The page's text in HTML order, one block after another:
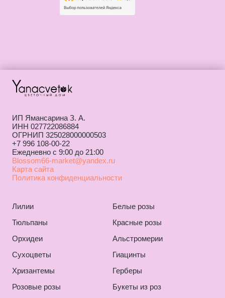
ИП Ямансарина З. А.
ИНН 027722086884
ОГРНИП 325028000000503
+7 996 108-00-22
Ежедневно с 9:00 до 21:00
Blossom66-market@yandex.ru
Карта сайта
Политика конфиденциальности
Лилии
Тюльпаны
Орхидеи
Сухоцветы
Хризантемы
Розовые розы
Белые розы
Красные розы
Альстромерии
Гиацинты
Герберы
Букеты из роз